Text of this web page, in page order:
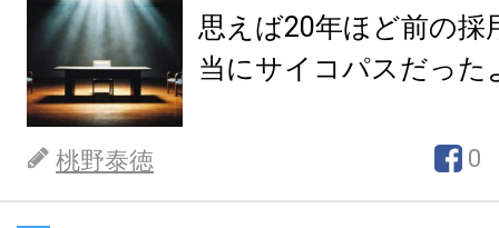
思えば20年ほど前の採
当にサイコパスだった
桃野泰徳 0